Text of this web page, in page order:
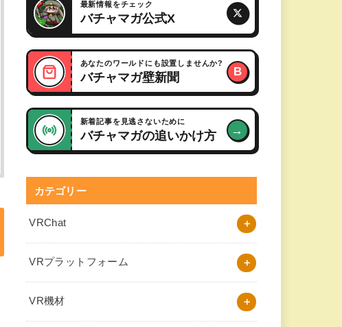
最新情報をチェック
バチャマガ公式X
あなたのワールドにも設置しませんか?
バチャマガ壁新聞 B
新着記事を見逃さないために
バチャマガの追いかけ方 →
カテゴリー
VRChat
VRプラットフォーム
VR機材